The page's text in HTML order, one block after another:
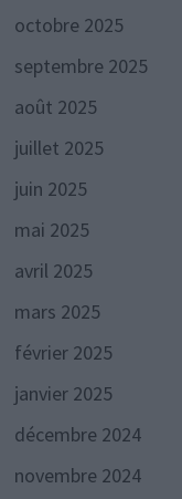
octobre 2025
septembre 2025
août 2025
juillet 2025
juin 2025
mai 2025
avril 2025
mars 2025
février 2025
janvier 2025
décembre 2024
novembre 2024